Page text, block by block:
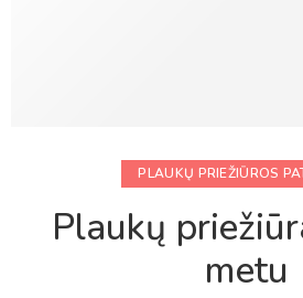
PLAUKŲ PRIEŽIŪROS
Plaukų
metu